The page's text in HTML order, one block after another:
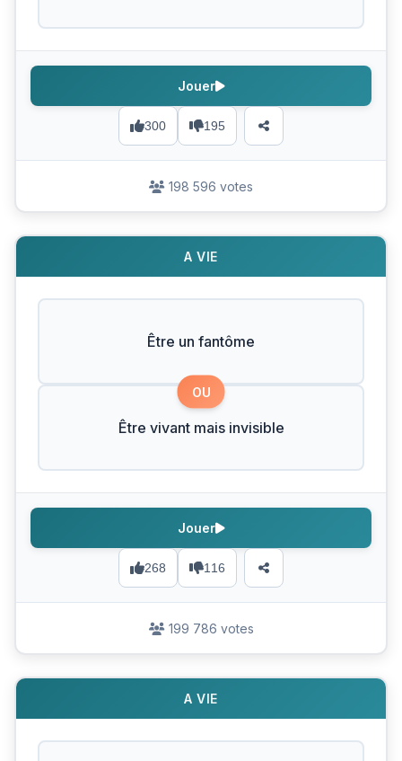
300 195
Jouer
198 596 votes
A VIE
Être un fantôme
OU
Être vivant mais invisible
268 116
Jouer
199 786 votes
A VIE